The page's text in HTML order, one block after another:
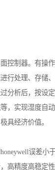
控制器。有操
行处理、存储
分析后，按设
，实现湿度自
具经济价值。
误差小
高精度高稳定性